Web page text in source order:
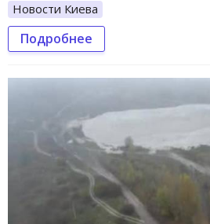
Новости Киева
Подробнее